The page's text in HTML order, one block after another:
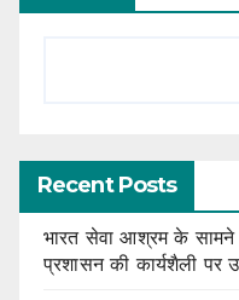
Recent Posts
भारत सेवा आश्रम के
प्रशासन की कार्यशैली पर